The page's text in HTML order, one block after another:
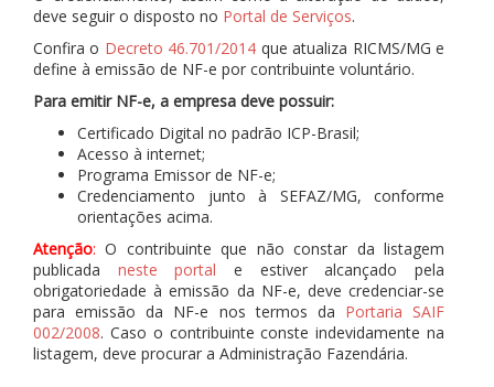
deve seguir o disposto no Portal de Serviços.
Confira o Decreto 46.701/2014 que atualiza RICMS/MG e
define à emissão de NF-e por contribuinte voluntário.
Para emitir NF-e, a empresa deve possuir:
Certificado Digital no padrão ICP-Brasil;
Acesso à internet;
Programa Emissor de NF-e;
Credenciamento junto à SEFAZ/MG, conforme
orientações acima.
Atenção: O contribuinte que não constar da listagem
publicada neste portal e estiver alcançado pela
obrigatoriedade à emissão da NF-e, deve credenciar-se
para emissão da NF-e nos termos da Portaria SAIF
002/2008. Caso o contribuinte conste indevidamente na
listagem, deve procurar a Administração Fazendária.